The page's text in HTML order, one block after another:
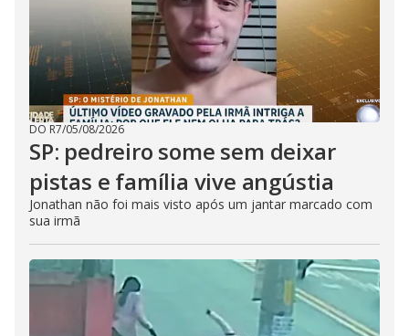
DO R7/05/08/2026
SP: pedreiro some sem deixar
pistas e família vive angústia
Jonathan não foi mais visto após um jantar marcado com
sua irmã